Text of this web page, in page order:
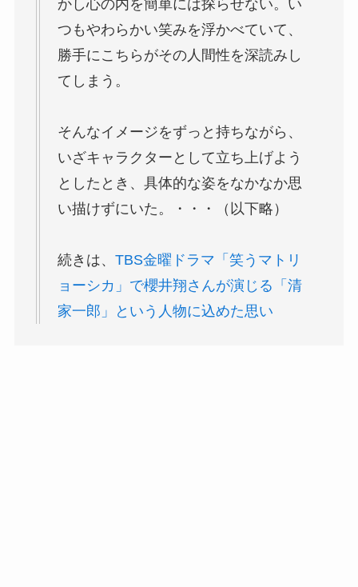
かし心の内を簡単には探らせない。い
つもやわらかい笑みを浮かべていて、
勝手にこちらがその人間性を深読みし
てしまう。
そんなイメージをずっと持ちながら、
いざキャラクターとして立ち上げよう
としたとき、具体的な姿をなかなか思
い描けずにいた。・・・（以下略）
続きは、 TBS金曜ドラマ「笑うマトリ
ョーシカ」で櫻井翔さんが演じる「清
家一郎」という人物に込めた思い